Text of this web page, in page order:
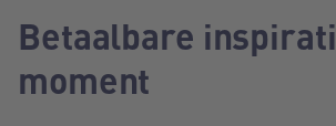
Betaalbare
moment